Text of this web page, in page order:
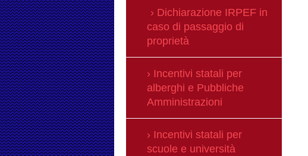
Dichiarazione IRPEF in
caso di passaggio di
proprietà
Incentivi statali per
alberghi e Pubbliche
Amministrazioni
Incentivi statali per
scuole e università